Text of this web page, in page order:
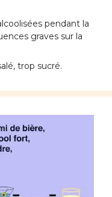
pendant la
graves sur la
trop sucré.